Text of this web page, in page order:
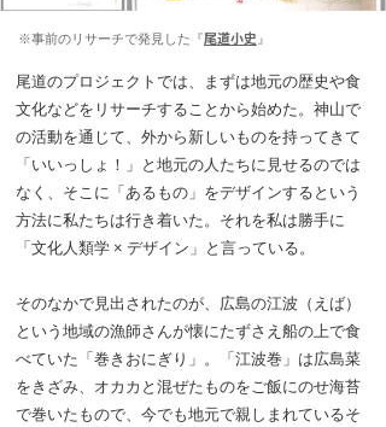
※事前のリサーチで発見した『尾道小史 』
尾道のプロジェクトでは、まずは地元の歴史や食
文化などをリサーチすることから始めた。神山で
の活動を通じて、外から新しいものを持ってきて
「いいっしょ！」と地元の人たちに見せるのでは
なく、そこに「あるもの」をデザインするという
方法に私たちは行き着いた。それを私は勝手に
「文化人類学 × デザイン」と言っている。
そのなかで見出されたのが、広島の江波（えば）
という地域の漁師さんが懐にたずさえ船の上で食
べていた「巻きおにぎり」。「江波巻」は広島菜
をきざみ、オカカと混ぜたものをご飯にのせ海苔
で巻いたもので、今でも地元で親しまれているそ